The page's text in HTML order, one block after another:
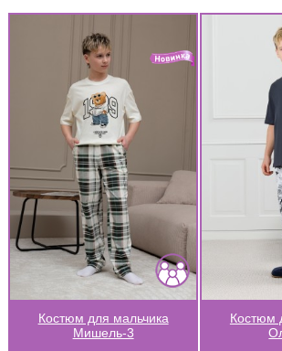
Костюм для мальчика
Мишель-3
Костюм